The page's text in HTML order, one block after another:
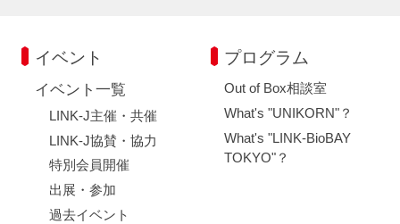
イベント
イベント一覧
LINK-J主催・共催
LINK-J協賛・協力
特別会員開催
出展・参加
過去イベント
プログラム
Out of Box相談室
What's "UNIKORN"？
What's "LINK-BioBAY
TOKYO"？